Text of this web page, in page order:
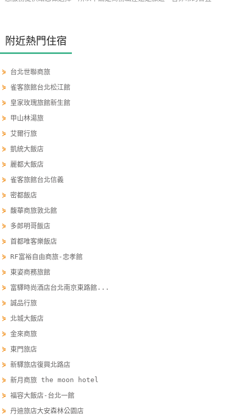
員
帳
客
聯
絡
單
Line
線
上
客
紅
查
詢
房
Q&A
國
旅
附近熱門住宿
⋟ 台北世聯商旅
⋟雀客旅館台北松江館
⋟ 皇家玫瑰旅館新生館
⋟ 甲山林湯旅
⋟艾爾行旅
⋟凱統大飯店
⋟ 麗都大飯店
⋟雀客旅館台北信義
⋟ 密都飯店
⋟馥華商旅敦北館
⋟ 多郎明哥飯店
⋟首都唯客樂飯店
⋟ RF富裕自由商旅-忠孝館
⋟ 東姿商務旅館
⋟ 富驛時尚酒店台北南京東路館...
⋟誠品行旅
⋟北城大飯店
⋟金來商旅
⋟ 東門旅店
⋟新驛旅店復興北路店
⋟新月商旅 the moon hotel
⋟福容大飯店-台北一館
⋟丹迪旅店大安森林公園店